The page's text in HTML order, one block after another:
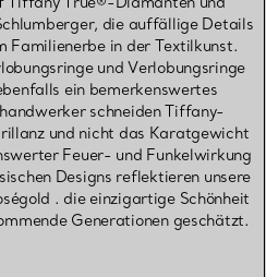
die auffällige Details
Familienerbe in der Textilkunst.
und Verlobungsringe
ein bemerkenswertes
schneiden Tiffany-
und nicht das Karatgewicht
Feuer- und Funkelwirkung
Designs reflektieren unsere
. die einzigartige Schönheit
Generationen geschätzt.